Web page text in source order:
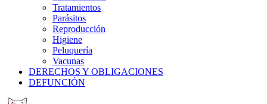
Tratamientos
Parásitos
Reproducción
Higiene
Peluquería
Vacunas
DERECHOS Y OBLIGACIONES
DEFUNCIÓN